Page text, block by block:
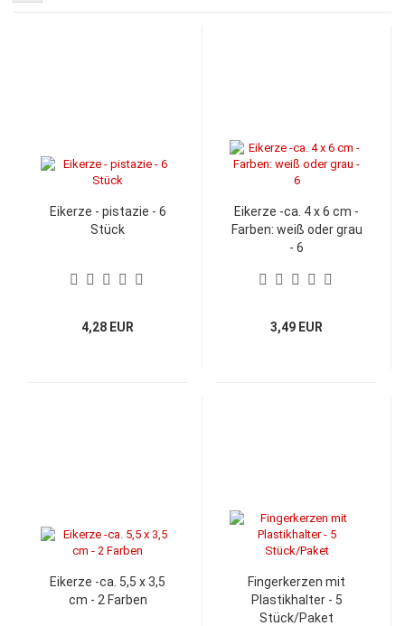
Eikerze - pistazie - 6
Stück
4,28 EUR
Eikerze -ca. 4 x 6 cm -
Farben: weiß oder grau
- 6
3,49 EUR
Eikerze -ca. 5,5 x 3,5
cm - 2 Farben
Fingerkerzen mit
Plastikhalter - 5
Stück/Paket